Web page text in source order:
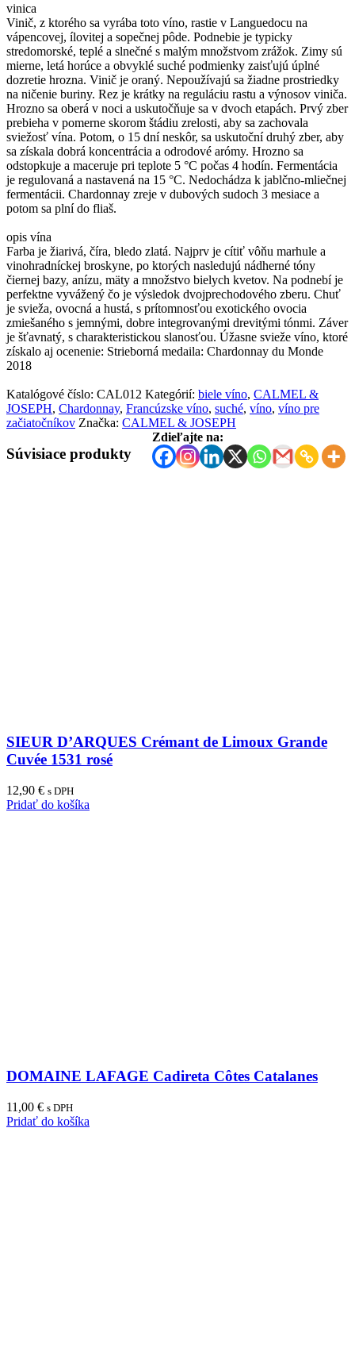
vinica
Vinič, z ktorého sa vyrába toto víno, rastie v Languedocu na
vápencovej, ílovitej a sopečnej pôde. Podnebie je typicky
stredomorské, teplé a slnečné s malým množstvom zrážok. Zimy sú
mierne, letá horúce a obvyklé suché podmienky zaisťujú úplné
dozretie hrozna. Vinič je oraný. Nepoužívajú sa žiadne prostriedky
na ničenie buriny. Rez je krátky na reguláciu rastu a výnosov viniča.
Hrozno sa oberá v noci a uskutočňuje sa v dvoch etapách. Prvý zber
prebieha v pomerne skorom štádiu zrelosti, aby sa zachovala
sviežosť vína. Potom, o 15 dní neskôr, sa uskutoční druhý zber, aby
sa získala dobrá koncentrácia a odrodové arómy. Hrozno sa
odstopkuje a maceruje pri teplote 5 °C počas 4 hodín. Fermentácia
je regulovaná a nastavená na 15 °C. Nedochádza k jablčno-mliečnej
fermentácii. Chardonnay zreje v dubových sudoch 3 mesiace a
potom sa plní do fliaš.
opis vína
Farba je žiarivá, číra, bledo zlatá. Najprv je cítiť vôňu marhule a
vinohradníckej broskyne, po ktorých nasledujú nádherné tóny
čiernej bazy, anízu, mäty a množstvo bielych kvetov. Na podnebí je
perfektne vyvážený čo je výsledok dvojprechodového zberu. Chuť
je svieža, ovocná a hustá, s prítomnosťou exotického ovocia
zmiešaného s jemnými, dobre integrovanými drevitými tónmi. Záver
je šťavnatý, s charakteristickou slanosťou. Úžasne svieže víno, ktoré
získalo aj ocenenie: Strieborná medaila: Chardonnay du Monde
2018
Katalógové číslo: CAL012 Kategórií: biele víno, CALMEL &
JOSEPH, Chardonnay, Francúzske víno, suché, víno, víno pre
začiatočníkov Značka: CALMEL & JOSEPH
Zdieľajte na:
Súvisiace produkty
SIEUR D’ARQUES Crémant de Limoux Grande
Cuvée 1531 rosé
12,90 € s DPH
Pridať do košíka
DOMAINE LAFAGE Cadireta Côtes Catalanes
11,00 € s DPH
Pridať do košíka